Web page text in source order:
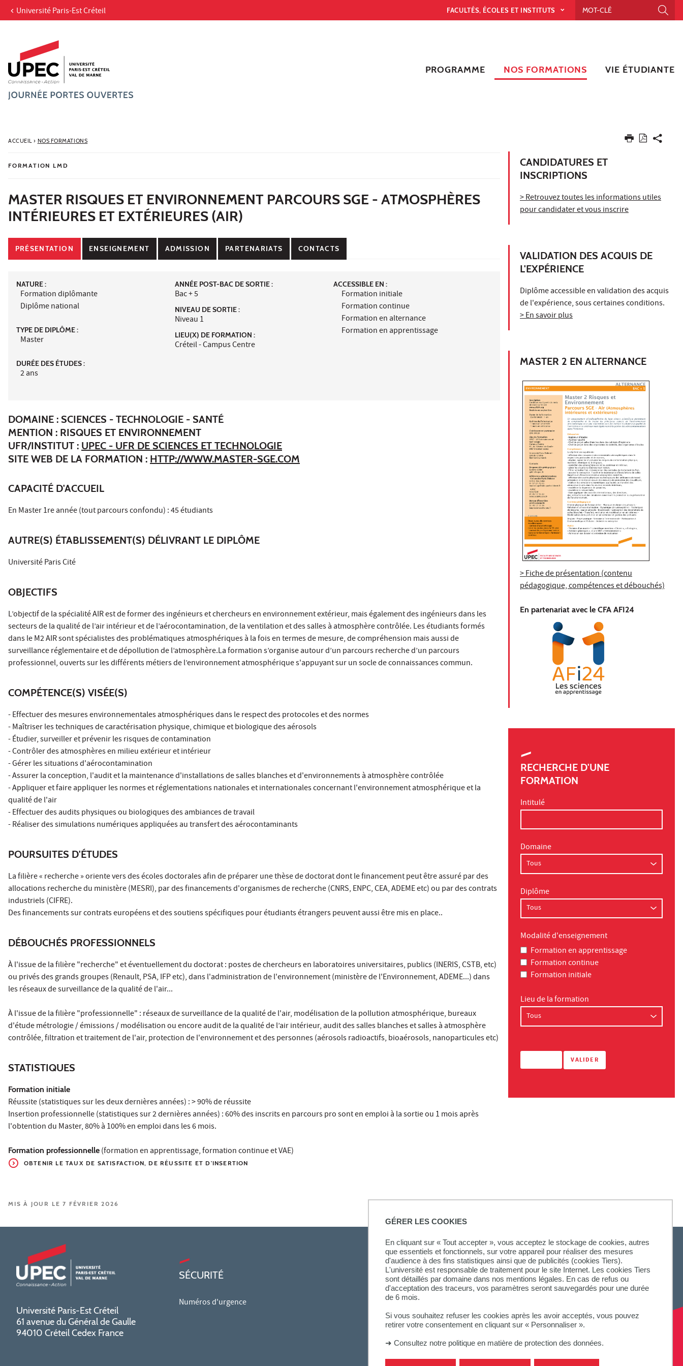
GÉRER LES COOKIES
En cliquant sur « Tout accepter », vous acceptez le stockage de cookies, autres
que essentiels et fonctionnels, sur votre appareil pour réaliser des mesures
d'audience à des fins statistiques ainsi que de publicités (cookies Tiers).
L'université est responsable de traitement pour le site Internet. Les cookies Tiers
sont détaillés par domaine dans nos mentions légales. En cas de refus ou
d'acceptation des traceurs, vos paramètres seront sauvegardés pour une durée
de 6 mois.
Si vous souhaitez refuser les cookies après les avoir acceptés, vous pouvez
retirer votre consentement en cliquant sur « Personnaliser ».
➜ Consultez notre politique en matière de protection des données.
Aller au contenu
Recherche
Université Paris-Est Créteil FACULTÉS, ÉCOLES ET INSTITUTS
PROGRAMME NOS FORMATIONS VIE ÉTUDIANTE
ACCUEIL› NOS FORMATIONS
FORMATION LMD
MASTER RISQUES ET ENVIRONNEMENT PARCOURS SGE - ATMOSPHÈRES
INTÉRIEURES ET EXTÉRIEURES (AIR)
PRÉSENTATION ENSEIGNEMENT ADMISSION PARTENARIATS CONTACTS
NATURE :
Formation diplômante
Diplôme national
TYPE DE DIPLÔME :
Master
DURÉE DES ÉTUDES :
2 ans
ANNÉE POST-BAC DE SORTIE :
Bac + 5
NIVEAU DE SORTIE :
Niveau 1
LIEU(X) DE FORMATION :
Créteil - Campus Centre
ACCESSIBLE EN :
Formation initiale
Formation continue
Formation en alternance
Formation en apprentissage
DOMAINE : SCIENCES - TECHNOLOGIE - SANTÉ
MENTION : RISQUES ET ENVIRONNEMENT
UFR/INSTITUT : UPEC - UFR DE SCIENCES ET TECHNOLOGIE
SITE WEB DE LA FORMATION : HTTP://WWW.MASTER-SGE.COM
CAPACITÉ D'ACCUEIL
En Master 1re année (tout parcours confondu) : 45 étudiants
AUTRE(S) ÉTABLISSEMENT(S) DÉLIVRANT LE DIPLÔME
Université Paris Cité
OBJECTIFS
L’objectif de la spécialité AIR est de former des ingénieurs et chercheurs en environnement extérieur, mais également des ingénieurs dans les
secteurs de la qualité de l’air intérieur et de l’aérocontamination, de la ventilation et des salles à atmosphère contrôlée. Les étudiants formés
dans le M2 AIR sont spécialistes des problématiques atmosphériques à la fois en termes de mesure, de compréhension mais aussi de
surveillance réglementaire et de dépollution de l’atmosphère.La formation s’organise autour d’un parcours recherche d’un parcours
professionnel, ouverts sur les différents métiers de l’environnement atmosphérique s'appuyant sur un socle de connaissances commun.
COMPÉTENCE(S) VISÉE(S)
- Effectuer des mesures environnementales atmosphériques dans le respect des protocoles et des normes
- Maîtriser les techniques de caractérisation physique, chimique et biologique des aérosols
- Étudier, surveiller et prévenir les risques de contamination
- Contrôler des atmosphères en milieu extérieur et intérieur
- Gérer les situations d'aérocontamination
- Assurer la conception, l'audit et la maintenance d'installations de salles blanches et d'environnements à atmosphère contrôlée
- Appliquer et faire appliquer les normes et réglementations nationales et internationales concernant l'environnement atmosphérique et la
qualité de l'air
- Effectuer des audits physiques ou biologiques des ambiances de travail
- Réaliser des simulations numériques appliquées au transfert des aérocontaminants
POURSUITES D'ÉTUDES
La filière « recherche » oriente vers des écoles doctorales afin de préparer une thèse de doctorat dont le financement peut être assuré par des
allocations recherche du ministère (MESRI), par des financements d'organismes de recherche (CNRS, ENPC, CEA, ADEME etc) ou par des contrats
industriels (CIFRE).
Des financements sur contrats européens et des soutiens spécifiques pour étudiants étrangers peuvent aussi être mis en place..
DÉBOUCHÉS PROFESSIONNELS
À l'issue de la filière "recherche" et éventuellement du doctorat : postes de chercheurs en laboratoires universitaires, publics (INERIS, CSTB, etc)
ou privés des grands groupes (Renault, PSA, IFP etc), dans l'administration de l'environnement (ministère de l'Environnement, ADEME...) dans
les réseaux de surveillance de la qualité de l'air...
À l'issue de la filière "professionnelle" : réseaux de surveillance de la qualité de l'air, modélisation de la pollution atmosphérique, bureaux
d'étude métrologie / émissions / modélisation ou encore audit de la qualité de l’air intérieur, audit des salles blanches et salles à atmosphère
contrôlée, filtration et traitement de l'air, protection de l'environnement et des personnes (aérosols radioactifs, bioaérosols, nanoparticules etc)
STATISTIQUES
Formation initiale
Réussite (statistiques sur les deux dernières années) : > 90% de réussite
Insertion professionnelle (statistiques sur 2 dernières années) : 60% des inscrits en parcours pro sont en emploi à la sortie ou 1 mois après
l'obtention du Master, 80% à 100% en emploi dans les 6 mois.
Formation professionnelle (formation en apprentissage, formation continue et VAE)
OBTENIR LE TAUX DE SATISFACTION, DE RÉUSSITE ET D'INSERTION
MIS À JOUR LE 7 FÉVRIER 2026
CANDIDATURES ET
INSCRIPTIONS
> Retrouvez toutes les informations utiles
pour candidater et vous inscrire
VALIDATION DES ACQUIS DE
L'EXPÉRIENCE
Diplôme accessible en validation des acquis
de l'expérience, sous certaines conditions.
> En savoir plus
MASTER 2 EN ALTERNANCE
> Fiche de présentation (contenu
pédagogique, compétences et débouchés)
En partenariat avec le CFA AFI24
RECHERCHE D'UNE
FORMATION
Intitulé
Domaine
Diplôme
Modalité d'enseignement
Formation en apprentissage
Formation continue
Formation initiale
Lieu de la formation
Université Paris-Est Créteil
61 avenue du Général de Gaulle
94010 Créteil Cedex France
SÉCURITÉ
Numéros d'urgence
SUIVEZ-NOUS